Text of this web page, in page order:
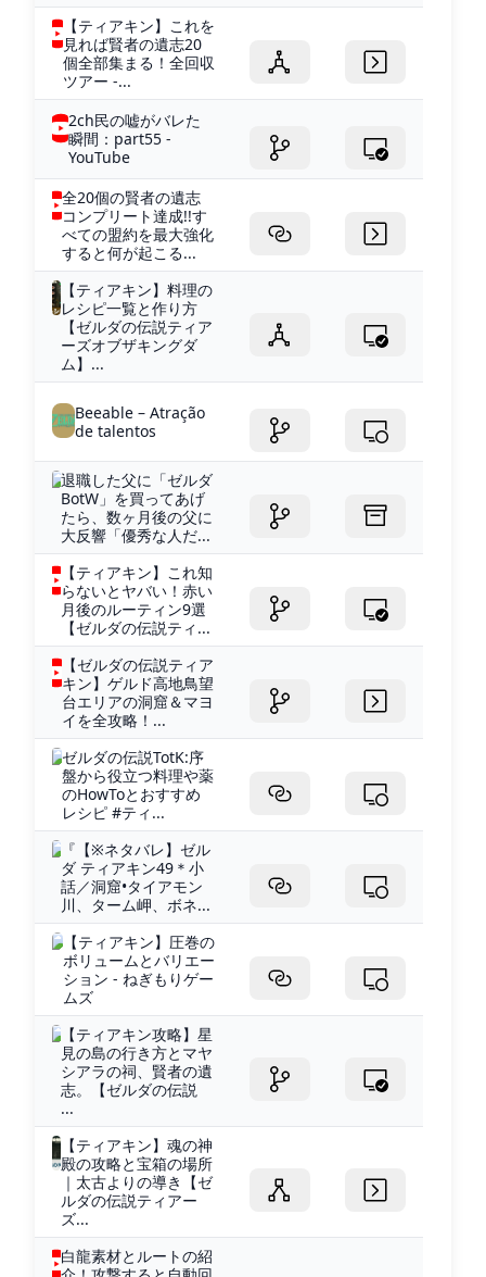
【ティアキン】これを
見れば賢者の遺志20
個全部集まる！全回収
ツアー -...
2ch民の嘘がバレた
瞬間：part55 -
YouTube
全20個の賢者の遺志
コンプリート達成!!す
べての盟約を最大強化
すると何が起こる...
【ティアキン】料理の
レシピ一覧と作り方
【ゼルダの伝説ティア
ーズオブザキングダ
ム】...
Beeable – Atração
de talentos
退職した父に「ゼルダ
BotW」を買ってあげ
たら、数ヶ月後の父に
大反響「優秀な人だ...
【ティアキン】これ知
らないとヤバい！赤い
月後のルーティン9選
【ゼルダの伝説ティ...
【ゼルダの伝説ティア
キン】ゲルド高地鳥望
台エリアの洞窟＆マヨ
イを全攻略！...
ゼルダの伝説TotK:序
盤から役立つ料理や薬
のHowToとおすすめ
レシピ #ティ...
『【※ネタバレ】ゼル
ダ ティアキン49＊小
話／洞窟•タイアモン
川、ターム岬、ボネ...
【ティアキン】圧巻の
ボリュームとバリエー
ション - ねぎもりゲー
ムズ
【ティアキン攻略】星
見の島の行き方とマヤ
シアラの祠、賢者の遺
志。【ゼルダの伝説
...
【ティアキン】魂の神
殿の攻略と宝箱の場所
｜太古よりの導き【ゼ
ルダの伝説ティアー
ズ...
白龍素材とルートの紹